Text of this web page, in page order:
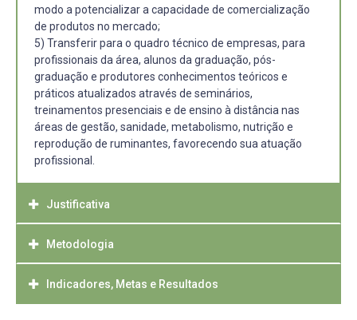
modo a potencializar a capacidade de comercialização
de produtos no mercado;
5) Transferir para o quadro técnico de empresas, para
profissionais da área, alunos da graduação, pós-
graduação e produtores conhecimentos teóricos e
práticos atualizados através de seminários,
treinamentos presenciais e de ensino à distância nas
áreas de gestão, sanidade, metabolismo, nutrição e
reprodução de ruminantes, favorecendo sua atuação
profissional.
Justificativa
O Núcleo de Pesquisa, Ensino e Extensão em Pecuária
(NUPEEC: www.ufpel.edu.br/nupeec) desenvolve
atividades de pesquisa, ensino e extensão em pecuária,
Metodologia
O sistema NUPEEC-PID baseia-se essencialmente no
organograma abaixo:
Indicadores, Metas e Resultados